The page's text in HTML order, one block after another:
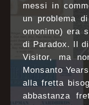
messi in
un problema
omonimo) era
di Paradox. Il
Visitor, ma
Monsanto
alla fretta
abbastanza